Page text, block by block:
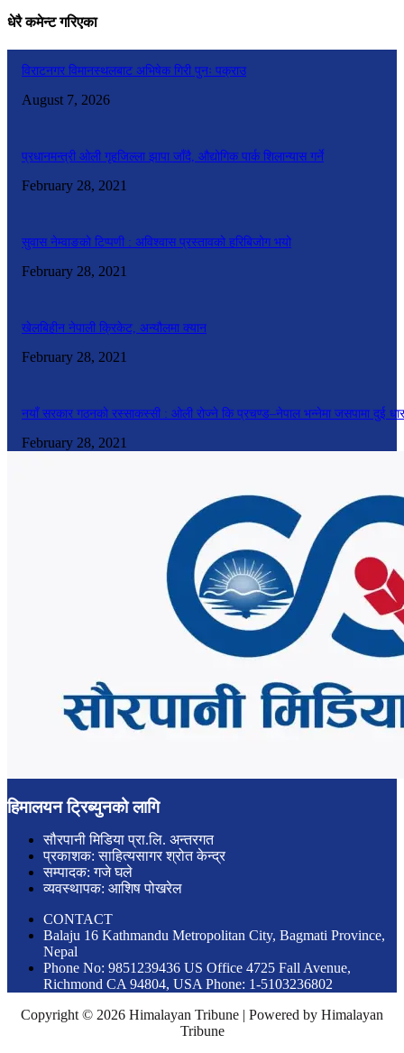
धेरै कमेन्ट गरिएका
विराटनगर विमानस्थलबाट अभिषेक गिरी पुनः पक्राउ
August 7, 2026
प्रधानमन्त्री ओली गृहजिल्ला झापा जाँदै, औद्योगिक पार्क शिलान्यास गर्ने
February 28, 2021
सुवास नेम्वाङको टिप्पणी : अविश्वास प्रस्तावको हरिबिजोग भयो
February 28, 2021
खेलबिहीन नेपाली क्रिकेट, अन्यौलमा क्यान
February 28, 2021
नयाँ सरकार गठनको रस्साकस्सी : ओली रोज्ने कि प्रचण्ड–नेपाल भन्नेमा जसपामा दुई धार
February 28, 2021
हिमालयन ट्रिब्युनको लागि
सौरपानी मिडिया प्रा.लि. अन्तरगत
प्रकाशक: साहित्यसागर श्रोत केन्द्र
सम्पादक: गजे घले
व्यवस्थापक: आशिष पोखरेल
CONTACT
Balaju 16 Kathmandu Metropolitan City, Bagmati Province,
Nepal
Phone No: 9851239436 US Office 4725 Fall Avenue,
Richmond CA 94804, USA Phone: 1-5103236802
Copyright © 2026 Himalayan Tribune | Powered by Himalayan
Tribune